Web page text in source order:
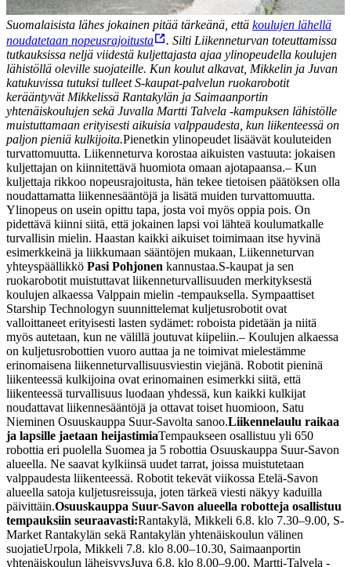
Suomalaisista lähes jokainen pitää tärkeänä, että koulujen lähellä
noudatetaan nopeusrajoitusta
. Silti Liikenneturvan toteuttamissa
tutkauksissa neljä viidestä kuljettajasta ajaa ylinopeudella koulujen
lähistöllä oleville suojateille. Kun koulut alkavat, Mikkelin ja Juvan
katukuvissa tutuksi tulleet S-kaupat-palvelun ruokarobotit
kerääntyvät Mikkelissä Rantakylän ja Saimaanportin
yhtenäiskoulujen sekä Juvalla Martti Talvela -kampuksen lähistölle
muistuttamaan erityisesti aikuisia valppaudesta, kun liikenteessä on
paljon pieniä kulkijoita.Pienetkin ylinopeudet lisäävät kouluteiden
turvattomuutta. Liikenneturva korostaa aikuisten vastuuta: jokaisen
kuljettajan on kiinnitettävä huomiota omaan ajotapaansa.– Kun
kuljettaja rikkoo nopeusrajoitusta, hän tekee tietoisen päätöksen olla
noudattamatta liikennesääntöjä ja lisätä muiden turvattomuutta.
Ylinopeus on usein opittu tapa, josta voi myös oppia pois. On
pidettävä kiinni siitä, että jokainen lapsi voi lähteä koulumatkalle
turvallisin mielin. Haastan kaikki aikuiset toimimaan itse hyvinä
esimerkkeinä ja liikkumaan sääntöjen mukaan, Liikenneturvan
yhteyspäällikkö Pasi Pohjonen kannustaa.S-kaupat ja sen
ruokarobotit muistuttavat liikenneturvallisuuden merkityksestä
koulujen alkaessa Valppain mielin -tempauksella. Sympaattiset
Starship Technologyn suunnittelemat kuljetusrobotit ovat
valloittaneet erityisesti lasten sydämet: roboista pidetään ja niitä
myös autetaan, kun ne välillä joutuvat kiipeliin.– Koulujen alkaessa
on kuljetusrobottien vuoro auttaa ja ne toimivat mielestämme
erinomaisena liikenneturvallisuusviestin viejänä. Robotit pieninä
liikenteessä kulkijoina ovat erinomainen esimerkki siitä, että
liikenteessä turvallisuus luodaan yhdessä, kun kaikki kulkijat
noudattavat liikennesääntöjä ja ottavat toiset huomioon, Satu
Nieminen Osuuskauppa Suur-Savolta sanoo.Liikennelaulu raikaa
ja lapsille jaetaan heijastimiaTempaukseen osallistuu yli 650
robottia eri puolella Suomea ja 5 robottia Osuuskauppa Suur-Savon
alueella. Ne saavat kylkiinsä uudet tarrat, joissa muistutetaan
valppaudesta liikenteessä. Robotit tekevät viikossa Etelä-Savon
alueella satoja kuljetusreissuja, joten tärkeä viesti näkyy kaduilla
päivittäin.Osuuskauppa Suur-Savon alueella robotteja osallistuu
tempauksiin seuraavasti:Rantakylä, Mikkeli 6.8. klo 7.30–9.00, S-
Market Rantakylän sekä Rantakylän yhtenäiskoulun välinen
suojatieUrpola, Mikkeli 7.8. klo 8.00–10.30, Saimaanportin
yhtenäiskoulun läheisyysJuva 6.8. klo 8.00–9.00, Martti-Talvela -